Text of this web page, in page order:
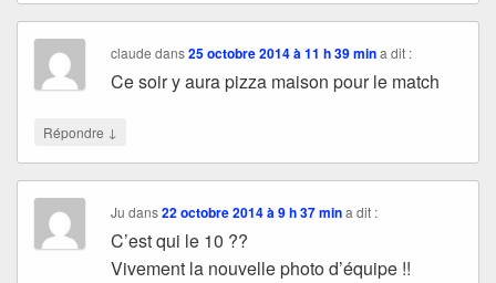
claude dans25 octobre 2014 à 11 h 39 min a dit :
Ce soir y aura pizza maison pour le match
Répondre ↓
Ju dans22 octobre 2014 à 9 h 37 min a dit :
C’est qui le 10 ??
Vivement la nouvelle photo d’équipe !!